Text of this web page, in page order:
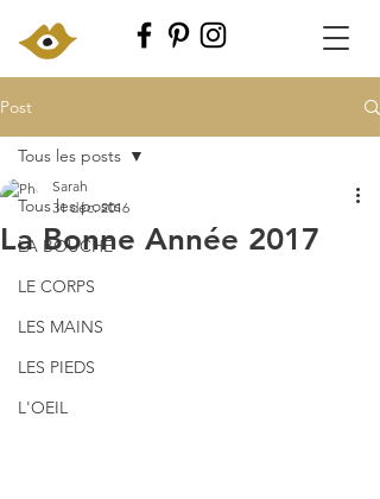
Post
Tous les posts
LA BOUCHE
LE CORPS
LES MAINS
LES PIEDS
L'OEIL
Tous les posts
La Bonne Année 2017
Sarah
31 déc. 2016